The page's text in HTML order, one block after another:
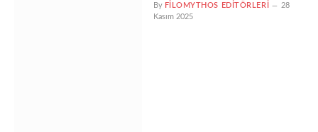
By FILOMYTHOS EDITÖRLERI
28
Kasım 2025